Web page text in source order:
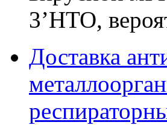
3’НТО,
Доставка